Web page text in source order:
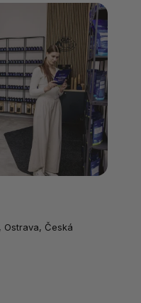
Ostrava, Česká